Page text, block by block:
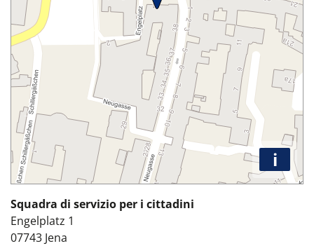
i
Squadra di servizio per i cittadini
Engelplatz 1
07743 Jena